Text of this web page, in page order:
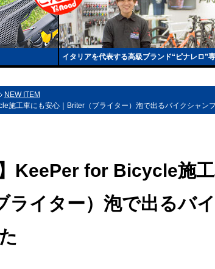
イタリアを代表する高級ブランド“ピナレロ”
NEW ITEM
施工車にも安心｜Briter（ブライター）泡で出るバイクシャン
】KeePer for Bicycle施工
ライター）泡で出るバ